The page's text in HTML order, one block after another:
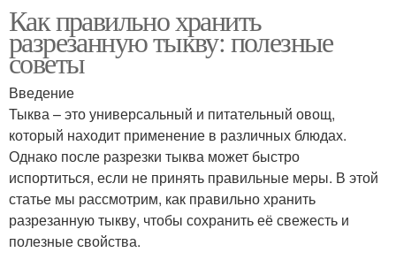
Как правильно хранить
разрезанную тыкву: полезные
советы
Введение
Тыква – это универсальный и питательный овощ,
который находит применение в различных блюдах.
Однако после разрезки тыква может быстро
испортиться, если не принять правильные меры. В этой
статье мы рассмотрим, как правильно хранить
разрезанную тыкву, чтобы сохранить её свежесть и
полезные свойства.